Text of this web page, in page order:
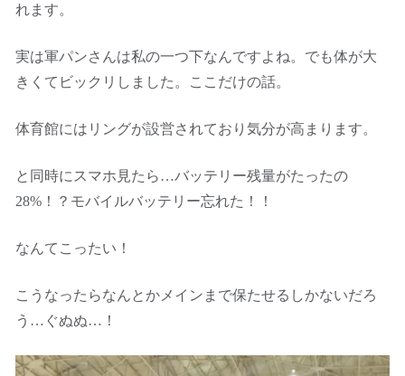
れます。
実は軍パンさんは私の一つ下なんですよね。でも体が大
きくてビックリしました。ここだけの話。
体育館にはリングが設営されており気分が高まります。
と同時にスマホ見たら…バッテリー残量がたったの
28%！？モバイルバッテリー忘れた！！
なんてこったい！
こうなったらなんとかメインまで保たせるしかないだろ
う…ぐぬぬ…！